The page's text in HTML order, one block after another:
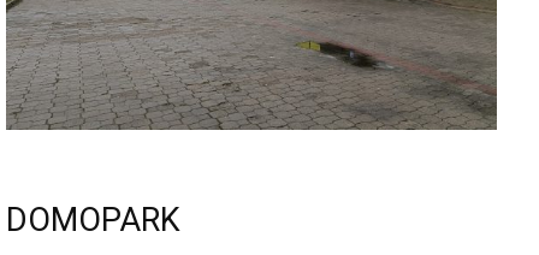
DOMOPARK